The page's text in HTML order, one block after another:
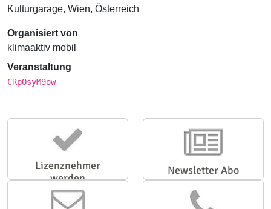
Kulturgarage, Wien, Österreich
Organisiert von
klimaaktiv mobil
Veranstaltung
CRpOsyM9ow
Lizenznehmer
werden
Newsletter Abo